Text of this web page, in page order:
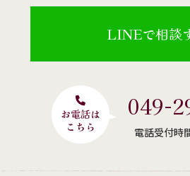
LINEで相談
049-
電話受付